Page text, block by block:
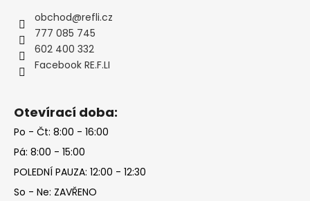
obchod@refli.cz
777 085 745
602 400 332
Facebook RE.F.LI
Otevírací doba:
Po - Čt: 8:00 - 16:00
Pá: 8:00 - 15:00
POLEDNÍ PAUZA: 12:00 - 12:30
So - Ne: ZAVŘENO